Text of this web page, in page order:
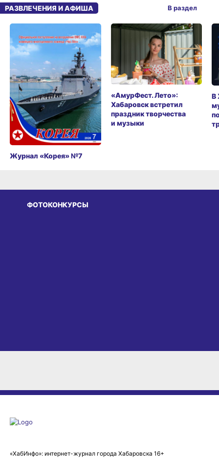
РАЗВЛЕЧЕНИЯ И АФИША
Журнал «Корея» №7
«АмурФест. Лето»:
Хабаровск встретил
праздник творчества
и музыки
В
В раздел
ФОТОКОНКУРСЫ
«ХабИнфо»: интернет-журнал города Хабаровска 16+